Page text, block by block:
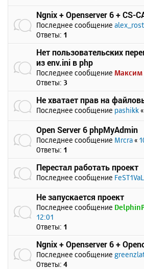
Ngnix + Openserver 6 + CS-
Последнее сообщение
Ответы: 1
Нет пользовательских
из env.ini в php
Последнее сообщение Максим
Ответы: 3
Не хватает прав на
Последнее сообщение pashikk «
Open Server 6 phpMyAdmin
Последнее сообщение Mrcra «
Ответы: 1
Перестал работать проект
Последнее сообщение FeST1VaL
Не запускается проект
Последнее сообщение
12:01
Ответы: 1
Ngnix + Openserver 6 +
Последнее сообщение
Ответы: 4